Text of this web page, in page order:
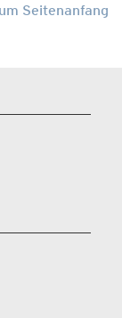
Seitenanfang